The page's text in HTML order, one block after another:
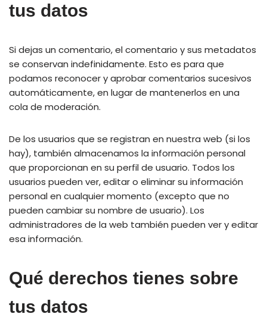
tus datos
Si dejas un comentario, el comentario y sus metadatos
se conservan indefinidamente. Esto es para que
podamos reconocer y aprobar comentarios sucesivos
automáticamente, en lugar de mantenerlos en una
cola de moderación.
De los usuarios que se registran en nuestra web (si los
hay), también almacenamos la información personal
que proporcionan en su perfil de usuario. Todos los
usuarios pueden ver, editar o eliminar su información
personal en cualquier momento (excepto que no
pueden cambiar su nombre de usuario). Los
administradores de la web también pueden ver y editar
esa información.
Qué derechos tienes sobre
tus datos